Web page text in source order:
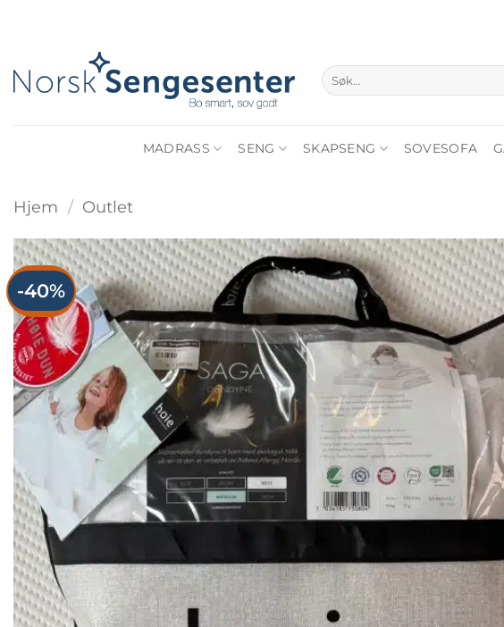
Søk
etter:
MADRASS SENG SKAPSENG SOVESOFA
Hjem / Outlet
-40%